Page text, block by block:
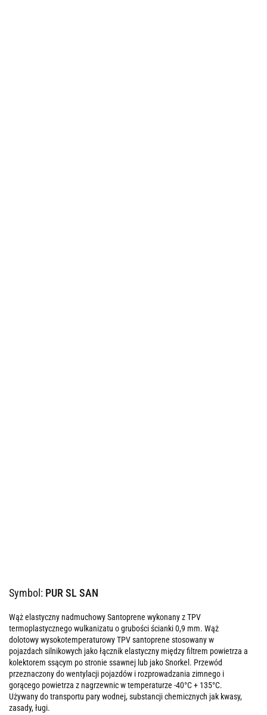
Symbol: PUR SL SAN
Wąż elastyczny nadmuchowy Santoprene wykonany z TPV
termoplastycznego wulkanizatu o grubości ścianki 0,9 mm. Wąż
dolotowy wysokotemperaturowy TPV santoprene stosowany w
pojazdach silnikowych jako łącznik elastyczny między filtrem powietrza a
kolektorem ssącym po stronie ssawnej lub jako Snorkel. Przewód
przeznaczony do wentylacji pojazdów i rozprowadzania zimnego i
gorącego powietrza z nagrzewnic w temperaturze -40°C + 135°C.
Używany do transportu pary wodnej, substancji chemicznych jak kwasy,
zasady, ługi.